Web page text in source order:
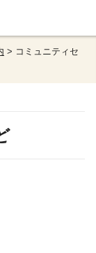
> コミュニティセ